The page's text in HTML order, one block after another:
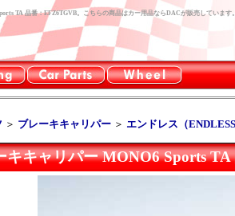
TA 品番：EFZ6TGVB。こちらの商品はカー用品ならDACが販売しています
＞ ブレーキキャリパー ＞ エンドレス（
キキャリパー MONO6 Sports